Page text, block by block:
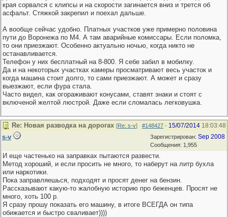
края сорвался с клипсы и на скорости загинается вниз и трется об
асфальт. Стяжкой закрепил и поехал дальше.
А вообще сейчас удобно. Платных участков уже примерно половина
пути до Воронежа по М4. А там аварийные комиссары. Если поломка,
то они приезжают. Особенно актуально ночью, когда никто не
останавливается.
Телефон у них бесплатный на 8-800. Я себе забил в мобилку.
Да и на некоторых участках камеры просматривают весь участок и
когда машина стоит долго, то сами приезжают. А может и сразу
выезжают, если фура стала.
Часто видел, как огораживают конусами, ставят знаки и стоят с
включеной желтой люстрой. Даже если сломалась легковушка.
#148427 - 15/07/2014 18:03:48
Re: Новая разводка на дорогах [Re: s-v]
Зарегистрирован: Sep 2008
Сообщения: 1,955
s-v
И еще частенько на заправках пытаются развести.
Метод хороший, и если просить не много, то наберут на литр бухла
или наркотики.
Пока заправляешься, подходят и просят денег на бензин.
Рассказывают какую-то жалобную историю про беженцев. Просят не
много, хоть 100 р.
Я сразу прошу показать его машину, в итоге ВСЕГДА он типа
обижается и быстро сваливает))))